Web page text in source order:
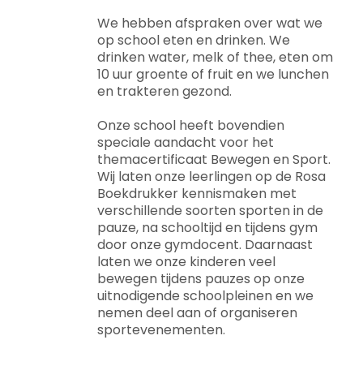
We hebben afspraken over wat we
op school eten en drinken. We
drinken water, melk of thee, eten om
10 uur groente of fruit en we lunchen
en trakteren gezond.
Onze school heeft bovendien
speciale aandacht voor het
themacertificaat Bewegen en Sport.
Wij laten onze leerlingen op de Rosa
Boekdrukker kennismaken met
verschillende soorten sporten in de
pauze, na schooltijd en tijdens gym
door onze gymdocent. Daarnaast
laten we onze kinderen veel
bewegen tijdens pauzes op onze
uitnodigende schoolpleinen en we
nemen deel aan of organiseren
sportevenementen.